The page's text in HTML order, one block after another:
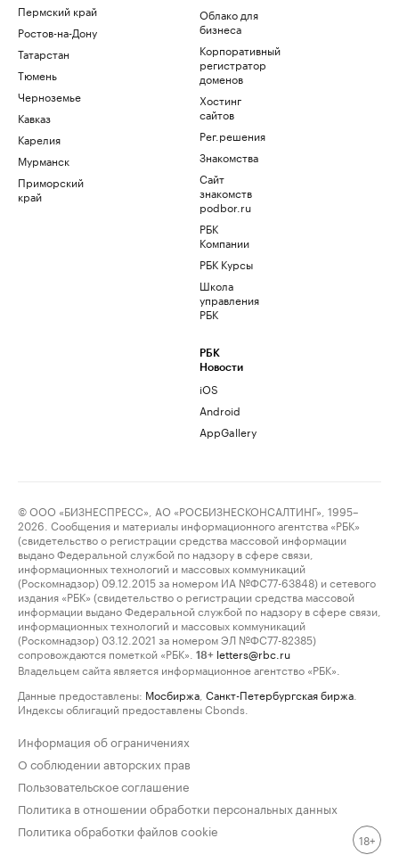
Пермский край
Ростов-на-Дону
Татарстан
Тюмень
Черноземье
Кавказ
Карелия
Мурманск
Приморский
край
Облако для
бизнеса
Корпоративный
регистратор
доменов
Хостинг
сайтов
Рег.решения
Знакомства
Сайт
знакомств
podbor.ru
РБК
Компании
РБК Курсы
Школа
управления
РБК
РБК
Новости
iOS
Android
AppGallery
© ООО «БИЗНЕСПРЕСС», АО «РОСБИЗНЕСКОНСАЛТИНГ», 1995–
2026. Сообщения и материалы информационного агентства «РБК»
(свидетельство о регистрации средства массовой информации
выдано Федеральной службой по надзору в сфере связи,
информационных технологий и массовых коммуникаций
(Роскомнадзор) 09.12.2015 за номером ИА №ФС77-63848) и сетевого
издания «РБК» (свидетельство о регистрации средства массовой
информации выдано Федеральной службой по надзору в сфере связи,
информационных технологий и массовых коммуникаций
(Роскомнадзор) 03.12.2021 за номером ЭЛ №ФС77-82385)
сопровождаются пометкой «РБК».
18+ letters@rbc.ru
Владельцем сайта является информационное агентство «РБК».
Данные предоставлены: Мосбиржа Санкт-Петербургская биржа
Индексы облигаций предоставлены Cbonds.
Информация об ограничениях
О соблюдении авторских прав
Пользовательское соглашение
Политика в отношении обработки персональных данных
Политика обработки файлов cookie
18+